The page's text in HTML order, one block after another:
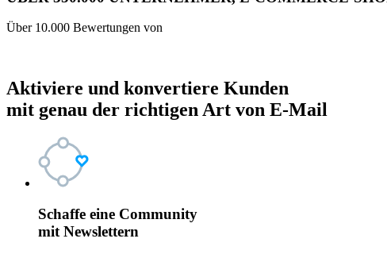
Über 10.000 Bewertungen von
Aktiviere und konvertiere Kunden
mit genau der richtigen Art von E-Mail
Schaffe eine Community
mit Newslettern